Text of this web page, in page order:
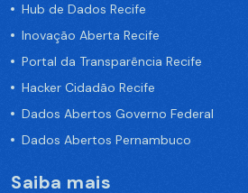
Hub de Dados Recife
Inovação Aberta Recife
Portal da Transparência Recife
Hacker Cidadão Recife
Dados Abertos Governo Federal
Dados Abertos Pernambuco
Saiba mais